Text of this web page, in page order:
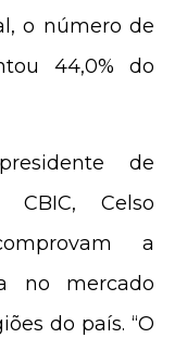
o número de
44,0% do
de
CBIC, Celso
a
no mercado
do país. “O